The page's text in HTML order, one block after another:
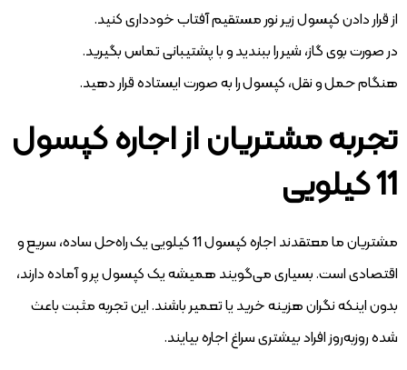
از قرار دادن کپسول زیر نور مستقیم آفتاب خودداری کنید.
در صورت بوی گاز، شیر را ببندید و با پشتیبانی تماس بگیرید.
هنگام حمل و نقل، کپسول را به صورت ایستاده قرار دهید.
تجربه مشتریان از اجاره کپسول
11 کیلویی
مشتریان ما معتقدند اجاره کپسول 11 کیلویی یک راه‌حل ساده، سریع و
اقتصادی است. بسیاری می‌گویند همیشه یک کپسول پر و آماده دارند،
بدون اینکه نگران هزینه خرید یا تعمیر باشند. این تجربه مثبت باعث
شده روزبه‌روز افراد بیشتری سراغ اجاره بیایند.